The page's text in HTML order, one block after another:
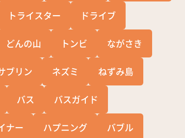
トライスター ドライブ
どんの山 トンビ ながさき
ブリン ネズミ ねずみ島
バス バスガイド
ナー ハプニング バブル